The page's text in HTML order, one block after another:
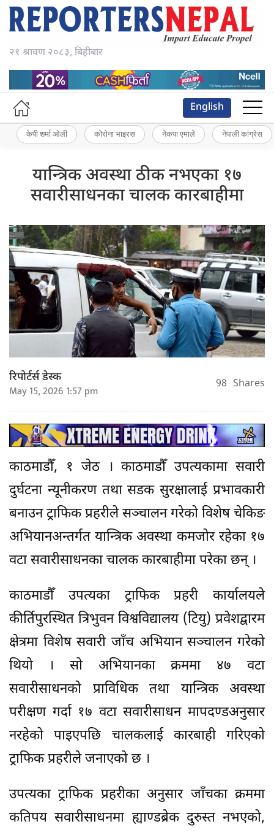
२१ श्रावण २०८३, बिहीबार
English
केपी शर्मा ओली कोरोना भाइरस नेकपा एमाले नेपाली कांग्रेस
यान्त्रिक अवस्था ठीक नभएका १७
सवारीसाधनका चालक कारबाहीमा
रिपोर्टर्स डेस्क
May 15, 2026 1:57 pm 98 Shares
काठमाडौँ, १ जेठ । काठमाडौँ उपत्यकामा सवारी
दुर्घटना न्यूनीकरण तथा सडक सुरक्षालाई प्रभावकारी
बनाउन ट्राफिक प्रहरीले सञ्चालन गरेको विशेष चेकिङ
अभियानअन्तर्गत यान्त्रिक अवस्था कमजोर रहेका १७
वटा सवारीसाधनका चालक कारबाहीमा परेका छन् ।
काठमाडौँ उपत्यका ट्राफिक प्रहरी कार्यालयले
कीर्तिपुरस्थित त्रिभुवन विश्वविद्यालय (टियु) प्रवेशद्वारम
क्षेत्रमा विशेष सवारी जाँच अभियान सञ्चालन गरेको
थियो । सो अभियानका क्रममा ४७ वटा
सवारीसाधनको प्राविधिक तथा यान्त्रिक अवस्था
परीक्षण गर्दा १७ वटा सवारीसाधन मापदण्डअनुसार
नरहेको पाइएपछि चालकलाई कारबाही गरिएको
ट्राफिक प्रहरीले जनाएको छ ।
उपत्यका ट्राफिक प्रहरीका अनुसार जाँचका क्रममा
कतिपय सवारीसाधनमा ह्याण्डब्रेक दुरुस्त नभएको,